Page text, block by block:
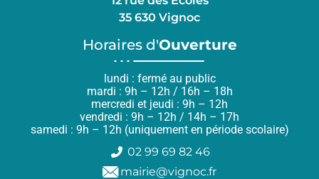
35 630 Vignoc
Horaires d'Ouverture
lundi : fermé au public
mardi : 9h – 12h / 16h – 18h
mercredi et jeudi : 9h – 12h
vendredi : 9h – 12h / 14h – 17h
samedi : 9h – 12h (uniquement en période scolaire)
02 99 69 82 46
mairie@vignoc.fr